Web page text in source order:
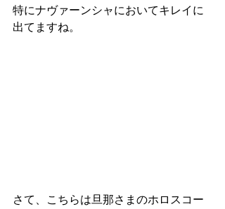
特にナヴァーンシャにおいてキレイに
出てますね。
さて、こちらは旦那さまのホロスコー